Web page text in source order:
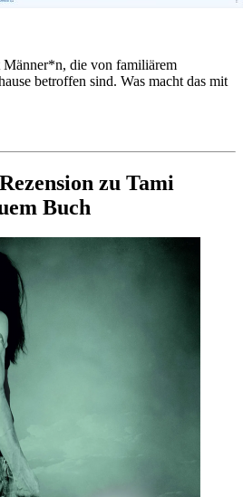
die von familiärem
betroffen sind. Was macht das mit
zu Tami
Buch